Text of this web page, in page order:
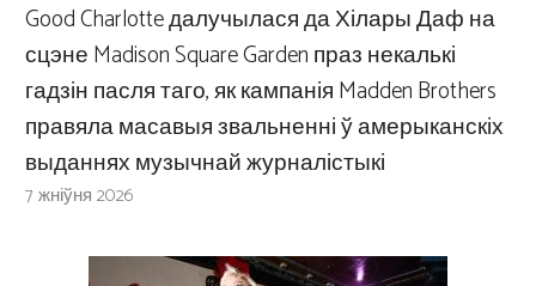
Good Charlotte далучылася да Хілары Даф на
сцэне Madison Square Garden праз некалькі
гадзін пасля таго, як кампанія Madden Brothers
правяла масавыя звальненні ў амерыканскіх
выданнях музычнай журналістыкі
7 жніўня 2026